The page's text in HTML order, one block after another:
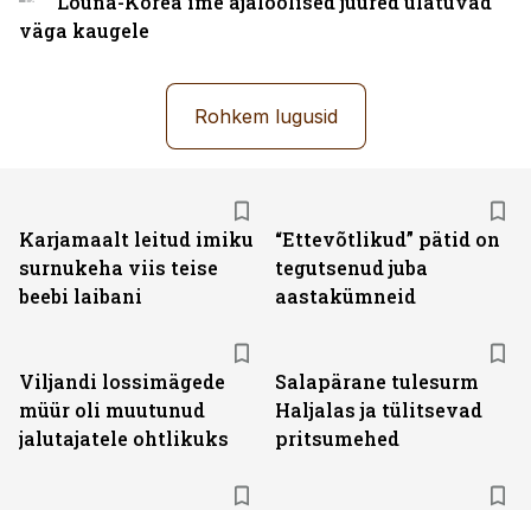
väga kaugele
Rohkem lugusid
Karjamaalt leitud imiku
surnukeha viis teise
beebi laibani
“Ettevõtlikud” pätid on
tegutsenud juba
aastakümneid
Viljandi lossimägede
müür oli muutunud
jalutajatele ohtlikuks
Salapärane tulesurm
Haljalas ja tülitsevad
pritsumehed